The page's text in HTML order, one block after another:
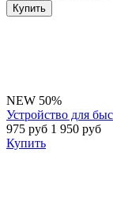
Купить
NEW 50%
Устройство для
975 руб 1 950 руб
Купить